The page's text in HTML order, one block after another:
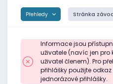
Přehledy Stránka
Informace jsou
uživatele (navíc jen pro
uživatel členem). Pro
přihlášky použijte
jednorázové přihlášky.